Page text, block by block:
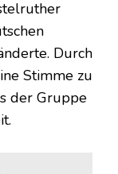
Durch
Stimme zu
der Gruppe